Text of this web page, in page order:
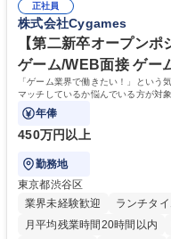
管理 ・福利厚生関連 ・職員か
業務全般 募集職種 【東京／文京区】公益財団法人の総務人事業務／年間
休日125日
正社員
株式会社Cygames
【第二新卒オープン
ゲーム/WEB面接 ゲー
「ゲーム業界で働きたい！」という
マッチしているか悩んでいる方が対
年俸
450万円以上
勤務地
東京都渋谷区
業界未経験歓迎
ランチタ
月平均残業時間20時間以内